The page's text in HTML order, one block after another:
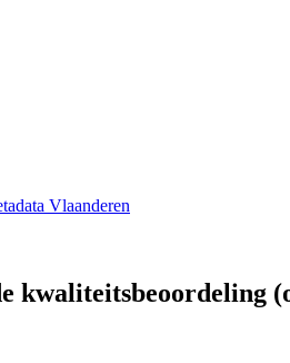
Vlaanderen
kwaliteitsbeoordeling